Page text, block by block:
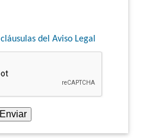
cláusulas del Aviso Legal